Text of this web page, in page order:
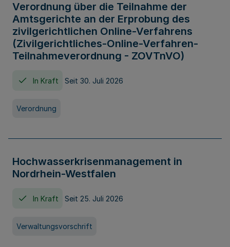
Verordnung über die Teilnahme der
Amtsgerichte an der Erprobung des
zivilgerichtlichen Online-Verfahrens
(Zivilgerichtliches-Online-Verfahren-
Teilnahmeverordnung - ZOVTnVO)
In Kraft Seit 30. Juli 2026
Verordnung
Hochwasserkrisenmanagement in
Nordrhein-Westfalen
In Kraft Seit 25. Juli 2026
Verwaltungsvorschrift